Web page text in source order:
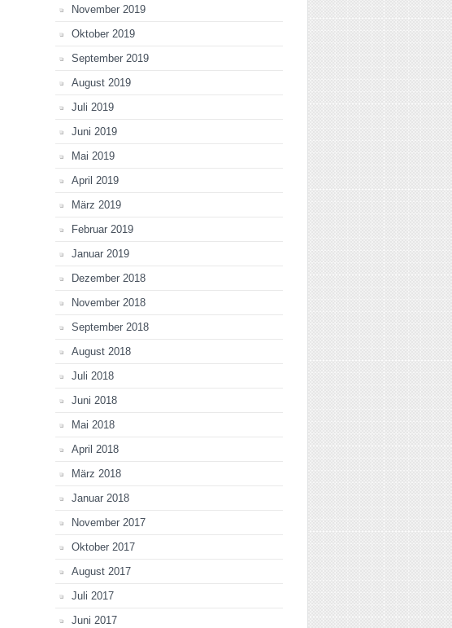
November 2019
Oktober 2019
September 2019
August 2019
Juli 2019
Juni 2019
Mai 2019
April 2019
März 2019
Februar 2019
Januar 2019
Dezember 2018
November 2018
September 2018
August 2018
Juli 2018
Juni 2018
Mai 2018
April 2018
März 2018
Januar 2018
November 2017
Oktober 2017
August 2017
Juli 2017
Juni 2017